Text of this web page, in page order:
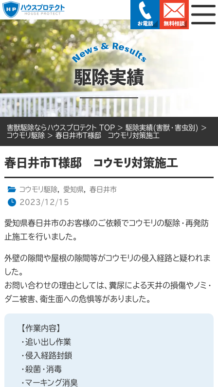
駆除実績
害獣駆除ならハウスプロテクト TOP > 駆除実績(害獣・害虫別) >
コウモリ駆除 > 春日井市T様邸 コウモリ対策施工
春日井市T様邸 コウモリ対策施工
コウモリ駆除, 愛知県,
春日井市
2023/12/15
愛知県春日井市のお客様のご依頼でコウモリの駆除・再発防
止施工を行いました。
外壁の隙間や屋根の隙間等がコウモリの侵入経路と疑われま
した。
お問い合わせの理由としては、糞尿による天井の損傷やノミ・
ダニ被害、衛生面への危惧等がありました。
【作業内容】
・追い出し作業
・侵入経路封鎖
・殺菌・消毒
・マーキング消臭